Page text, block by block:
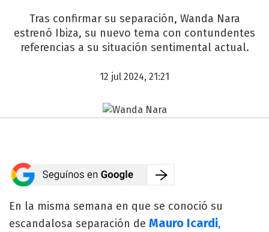
Tras confirmar su separación, Wanda Nara
estrenó Ibiza, su nuevo tema con contundentes
referencias a su situación sentimental actual.
12 jul 2024, 21:21
En la misma semana en que se conoció su
escandalosa separación de Mauro Icardi,